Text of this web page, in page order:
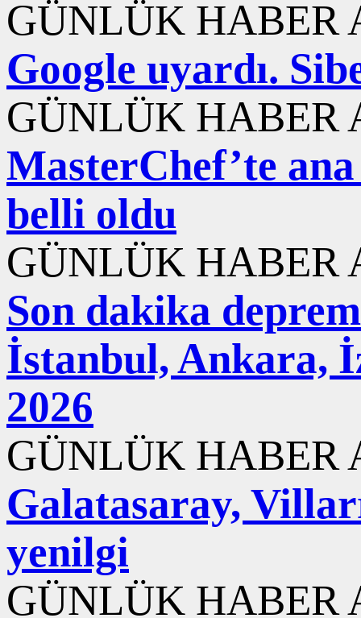
GÜNLÜK HABER
Google uyardı.
GÜNLÜK HABER
MasterChef’te
belli oldu
GÜNLÜK HABER
Son dakika
İstanbul, Ankara,
2026
GÜNLÜK HABER
Galatasaray,
yenilgi
GÜNLÜK HABER